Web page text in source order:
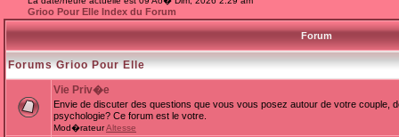
Grioo Pour Elle Index du Forum
Forum
Forums Grioo Pour Elle
Vie Priv�e
Envie de discuter des questions que vous vous posez autour de votre
psychologie? Ce forum est le votre.
Mod�rateurAltesse